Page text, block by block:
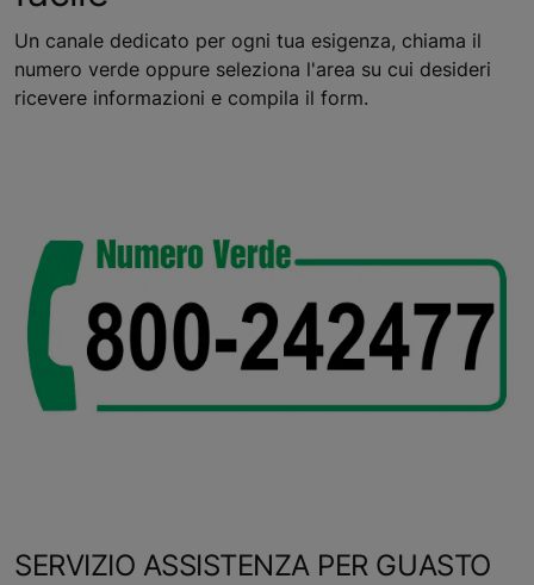
Un canale dedicato per ogni tua esigenza, chiama il
numero verde oppure seleziona l'area su cui desideri
ricevere informazioni e compila il form.
SERVIZIO ASSISTENZA PER GUASTO